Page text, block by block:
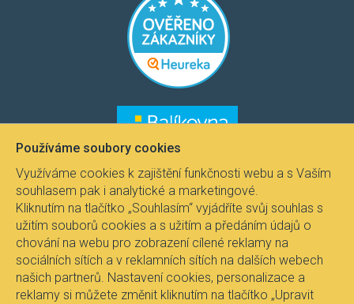
Používáme soubory cookies
Využíváme cookies k zajištění funkčnosti webu a s Vaším
souhlasem pak i analytické a marketingové.
Kliknutím na tlačítko „Souhlasím“ vyjádříte svůj souhlas s
užitím souborů cookies a s užitím a předáním údajů o
chování na webu pro zobrazení cílené reklamy na
sociálních sítích a v reklamních sítích na dalších webech
našich partnerů. Nastavení cookies, personalizace a
reklamy si můžete změnit kliknutím na tlačítko „Upravit